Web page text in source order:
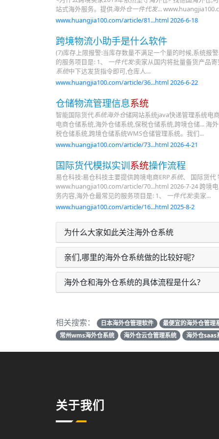
站式海外服务。提供海外仓一件代发...
www.huangjia100.com/article/81...html 2026-6-18
跨境物流小助手是什么软件
(7)库存上限报警:当库存数量不满足一个量的时候,系统报
的服务项目是: 1、
一件代发:卖家从国内将批量备货产品
系统中下达发货指令即可,仓库人...
www.huangjia100.com/article/36...html 2026-6-22
仓储物流管理信息系统
智能国际货代系统海外仓储网站系统java快递管理系统电
电商仓储系统,海外仓储系统,保税仓储系统,跨境仓储... 海
税仓储系统,跨境仓储系统WMS仓储管理系统。我们...
www.huangjia100.com/article/73...html 2026-4-21
国际货代模拟实训系统操作流程
易仓科技:易仓科技主要提供跨境电商ERP系统、 国际货代
www.huangjia100.com/article/70...html 2026-7-24 跨境
务内容,海外仓最常见的服务项目是: 1、
一件代发:卖家...
www.huangjia100.com/article/16...html 2025-8-2
为什么大家如此关注海外仓系统
亲们,哪里的海外仓系统做的比较好呢?
海外仓和海外仓系统的具体流程是什么?
相关搜索： 日本海外仓管理软件
最便宜的海外仓管理
常州wms海外仓系统
海外仓云仓管理系统 海外仓saas
关于我们